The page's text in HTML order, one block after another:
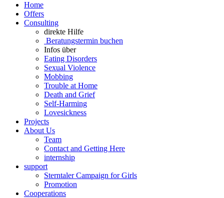
Home
Offers
Consulting
direkte Hilfe
Beratungstermin buchen
Infos über
Eating Disorders
Sexual Violence
Mobbing
Trouble at Home
Death and Grief
Self-Harming
Lovesickness
Projects
About Us
Team
Contact and Getting Here
internship
support
Sterntaler Campaign for Girls
Promotion
Cooperations